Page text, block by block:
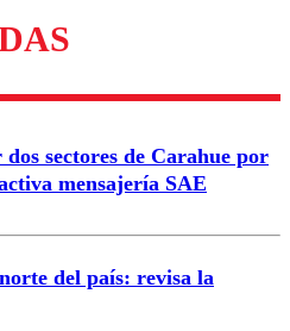
para garantizar un
respetuoso.
sectores de Carahue por
mensajería SAE
del país: revisa la